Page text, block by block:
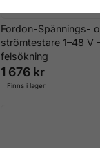
Fordon-Spännings-
strömtestare 1–48 V
felsökning
1 676 kr
Finns i lager